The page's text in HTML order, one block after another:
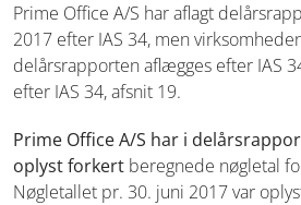
Prime Office A/S har aflagt
2017 efter IAS 34, men
delårsrapporten aflægges efter IAS
efter IAS 34, afsnit 19.
Prime Office A/S har i
oplyst forkert beregnede nøgletal
Nøgletallet pr. 30. juni 2017 var